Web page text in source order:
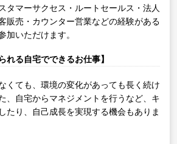
タマーサクセス・ルートセールス・法人
販売・カウンター営業などの経験がある
加いただけます。
れる自宅でできるお仕事】
くても、環境の変化があっても長く続け
、自宅からマネジメントを行うなど、キ
たり、自己成長を実現する機会もありま